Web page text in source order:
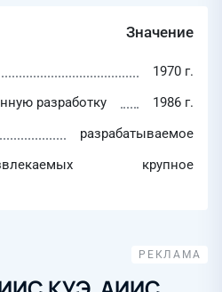
Значение
1970 г.
разработку
1986 г.
разрабатываемое
крупное